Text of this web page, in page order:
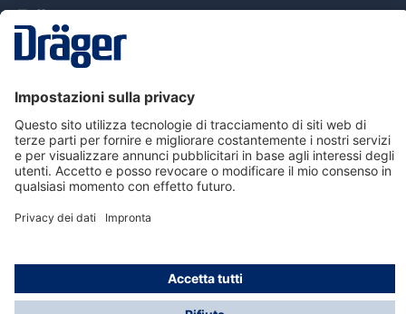
Assistenza
Informazioni su Dräger
Informazioni
* Tutti i prezzi escl. IVA più spese di spedizione ed